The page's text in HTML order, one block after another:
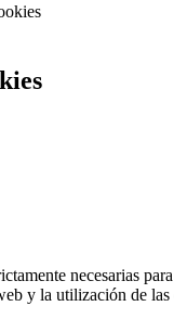
necesarias
y la utilización de